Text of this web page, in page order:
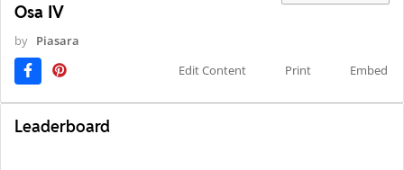
Osa IV
by Piasara
Edit Content
Print Embed
Leaderboard